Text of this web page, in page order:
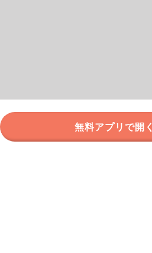
無料アプリで開く